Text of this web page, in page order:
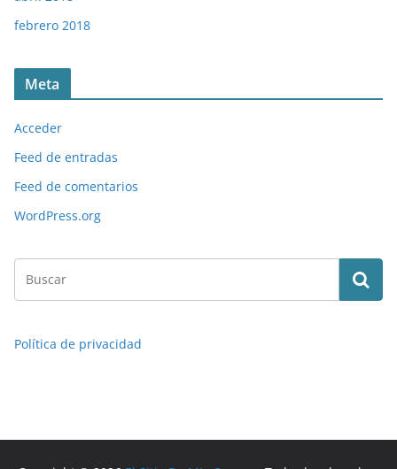
febrero 2018
Meta
Acceder
Feed de entradas
Feed de comentarios
WordPress.org
Política de privacidad